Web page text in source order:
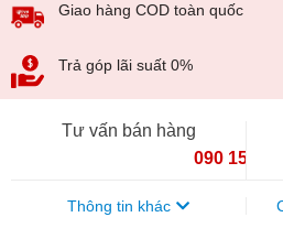
Giao hàng COD toàn quốc
Trả góp lãi suất 0%
Tư vấn bán hàng
090 154 8866
Thông tin khác